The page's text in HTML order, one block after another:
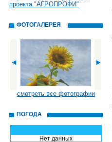
проекта "АГРОПРОФИ"
ФОТОГАЛЕРЕЯ
смотреть все фотографии
ПОГОДА
Нет данных